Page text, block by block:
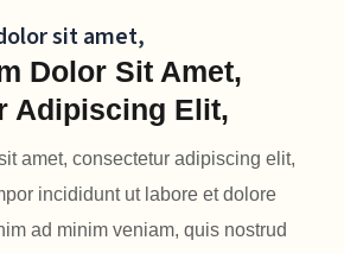
sit amet,
Dolor Sit Amet,
Adipiscing Elit,
amet, consectetur adipiscing elit,
incididunt ut labore et dolore
ad minim veniam, quis nostrud